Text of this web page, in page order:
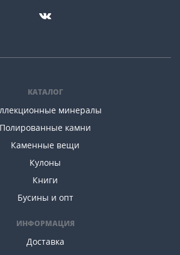
КАТАЛОГ
минералы
Полированные камни
Каменные вещи
Кулоны
Книги
Бусины и опт
ИНФОРМАЦИЯ
Доставка